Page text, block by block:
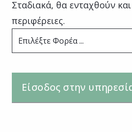
Σταδιακά, θα ενταχθούν
περιφέρειες.
Επιλέξτε Φορέα ...
Είσοδος στην